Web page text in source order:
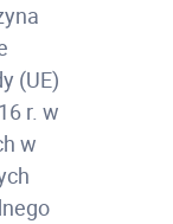
(UE)
r. w
w